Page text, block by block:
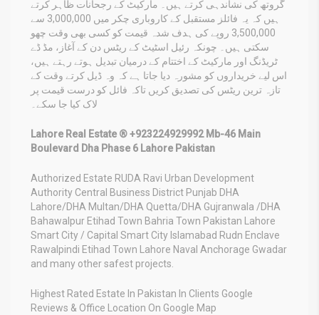
گروتھ کی نشاندہی کرتے ہیں۔ مارکیٹ کے رجحانات ظاہر کرتے
ہیں کہ یہ فائلز مستقبل کے کاروباری چکر میں 3,000,000 سے
3,500,000 روپے کی ہدف شدہ قیمت کو کسی بھی وقت چھو
سکتی ہیں۔ چونکہ رئیل اسٹیٹ کے ریٹس دن کے آغاز، مڈ ڈے
ٹریڈنگ اور مارکیٹ کے اختتام کے درمیان تبدیل ہوتے رہتے ہیں،
اس لیے خریداروں کو مشورہ دیا جاتا ہے کہ وہ ڈیل کرتے وقت کے
تازہ ترین ریٹس کی تصدیق کریں تاکہ فائل کو درست قیمت پر
لاک کیا جا سکے۔
Lahore Real Estate ® +923224929992 Mb-46 Main
Boulevard Dha Phase 6 Lahore Pakistan
Authorized Estate RUDA Ravi Urban Development
Authority Central Business District Punjab DHA
Lahore/DHA Multan/DHA Quetta/DHA Gujranwala /DHA
Bahawalpur Etihad Town Bahria Town Pakistan Lahore
Smart City / Capital Smart City Islamabad Rudn Enclave
Rawalpindi Etihad Town Lahore Naval Anchorage Gwadar
and many other safest projects.
Highest Rated Estate In Pakistan In Clients Google
Reviews & Office Location On Google Map